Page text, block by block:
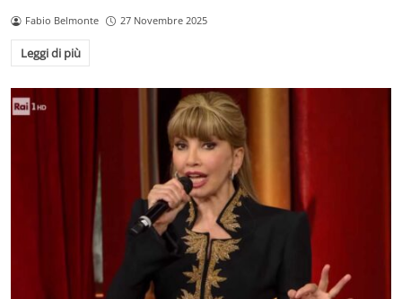
Fabio Belmonte 27 Novembre 2025
Leggi di più